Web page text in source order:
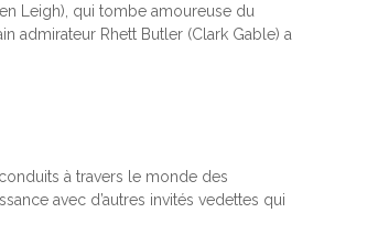
Leigh), qui tombe amoureuse du
admirateur Rhett Butler (Clark Gable) a
à travers le monde des
avec d’autres invités vedettes qui